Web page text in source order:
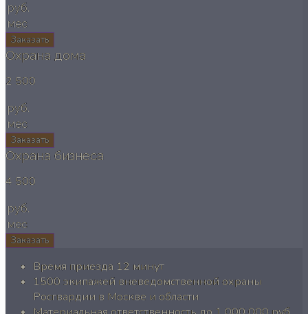
руб.
мес
Заказать
Охрана дома
2 500
руб.
мес
Заказать
Охрана бизнеса
4 500
руб.
мес
Заказать
Время приезда 12 минут
1500 экипажей вневедомственной охраны
Росгвардии в Москве и области